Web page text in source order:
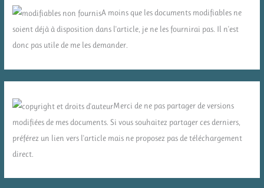
A moins que les documents modifiables ne
soient déjà à disposition dans l'article, je ne les fournirai pas. Il n'est
donc pas utile de me les demander.
Merci de ne pas partager de versions
modifiées de mes documents. Si vous souhaitez partager ces derniers,
préférez un lien vers l'article mais ne proposez pas de téléchargement
direct.